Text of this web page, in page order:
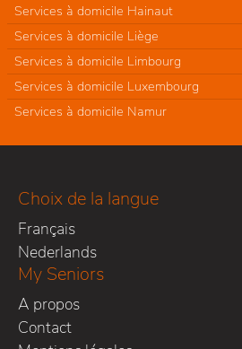
Services à domicile Hainaut
Services à domicile Liège
Services à domicile Limbourg
Services à domicile Luxembourg
Services à domicile Namur
Choix de la langue
Français
Nederlands
My Seniors
A propos
Contact